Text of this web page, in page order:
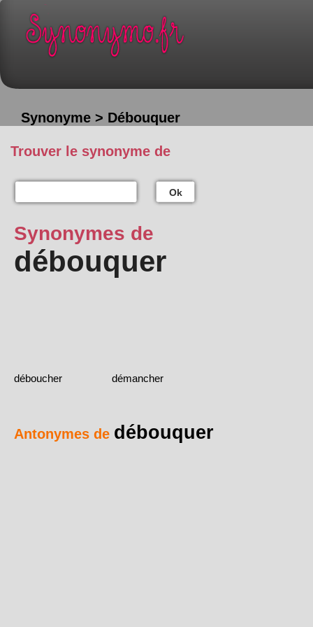
Synonyme > Débouquer
Trouver le synonyme de
Ok
Synonymes de
débouquer
déboucher démancher
Antonymes de débouquer